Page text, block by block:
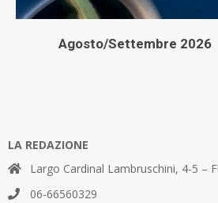
Agosto/Settembre 2026
LA REDAZIONE
Largo Cardinal Lambruschini, 4-5 –
06-66560329